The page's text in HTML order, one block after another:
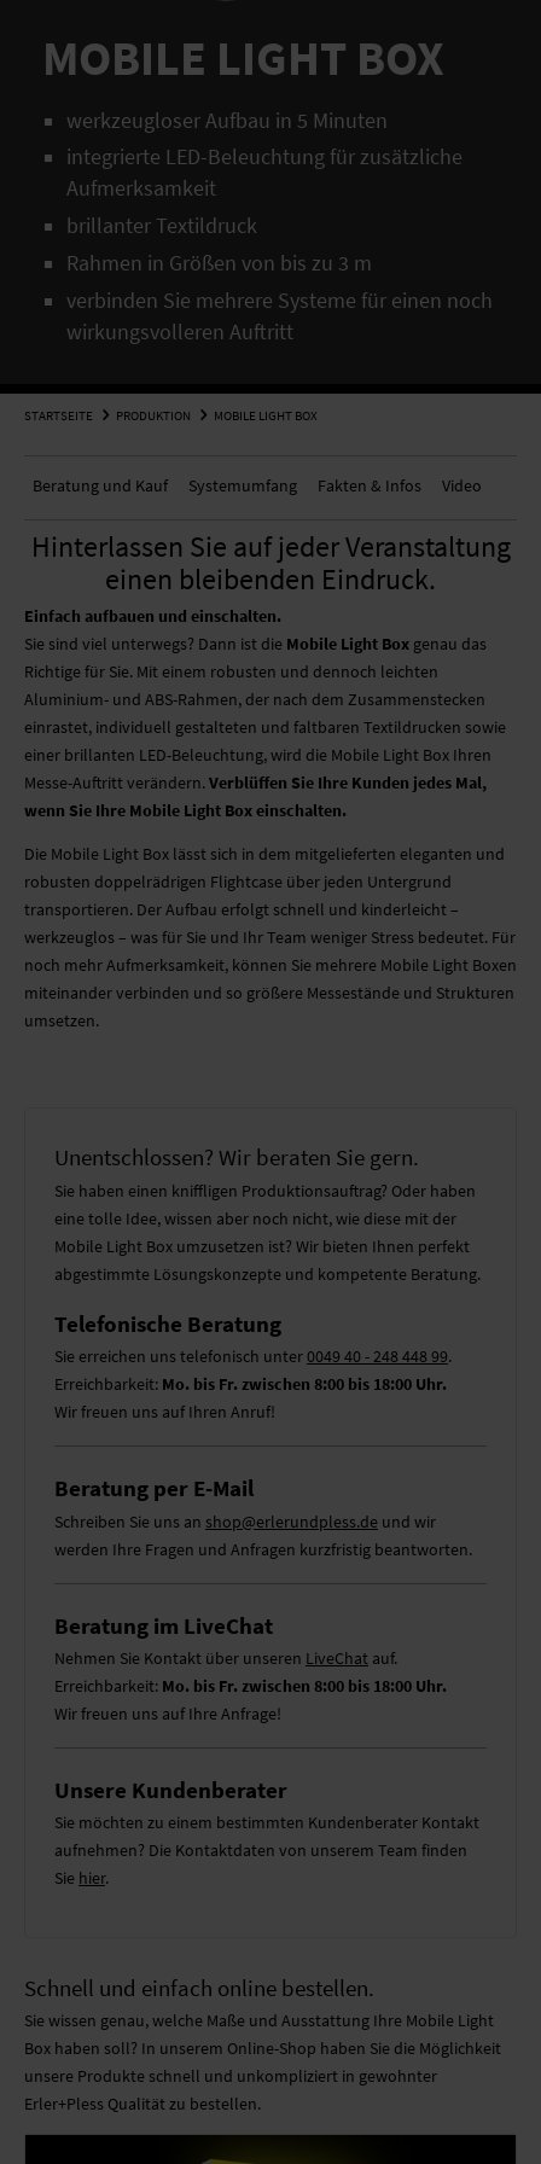
LAMPEN
INKJET-PRINTS
TAPETEN
GLASDRUCK
KLEBEFOLIEN
TEXTILSPANNRAHMEN
MOBILE SYSTEME
MOBILE LIGHT BOX
FORMSCHNITT
NEWS
UNTERNEHMEN
STELLENANGEBOTE
SUPPORT CENTER
NACHHALTIGKEIT
PARTNER
NEWSLETTER
MOBILE LIGHT BOX
werkzeugloser Aufbau in 5 Minuten
integrierte LED-Beleuchtung für zusätzliche
Aufmerksamkeit
brillanter Textildruck
Rahmen in Größen von bis zu 3 m
verbinden Sie mehrere Systeme für einen noch
wirkungsvolleren Auftritt
STARTSEITE PRODUKTION MOBILE LIGHT BOX
Beratung und Kauf System­umfang Fakten & Infos Video
Hinterlassen Sie auf jeder Veranstaltung
einen bleibenden Eindruck.
Einfach aufbauen und einschalten.
Sie sind viel unterwegs? Dann ist die Mobile Light Box genau das
Richtige für Sie. Mit einem robusten und dennoch leichten
Aluminium- und ABS-Rahmen, der nach dem Zusammenstecken
einrastet, individuell gestalteten und faltbaren Textildrucken sowie
einer brillanten LED-Beleuchtung, wird die Mobile Light Box Ihren
Messe-Auftritt verändern.Verblüffen Sie Ihre Kunden jedes Mal,
wenn Sie Ihre Mobile Light Box einschalten.
Die Mobile Light Box lässt sich in dem mitgelieferten eleganten und
robusten doppelrädrigen Flightcase über jeden Untergrund
transportieren. Der Aufbau erfolgt schnell und kinderleicht –
werkzeuglos – was für Sie und Ihr Team weniger Stress bedeutet. Für
noch mehr Aufmerksamkeit, können Sie mehrere Mobile Light Boxen
miteinander verbinden und so größere Messestände und Strukturen
umsetzen.
Unentschlossen? Wir beraten Sie gern.
Sie haben einen kniffligen Produktionsauftrag? Oder haben
eine tolle Idee, wissen aber noch nicht, wie diese mit der
Mobile Light Box umzusetzen ist? Wir bieten Ihnen perfekt
abgestimmte Lösungskonzepte und kompetente Beratung.
Telefonische Beratung
Sie erreichen uns telefonisch unter0049 40 - 248 448 99.
Erreichbarkeit: Mo. bis Fr. zwischen 8:00 bis 18:00 Uhr.
Wir freuen uns auf Ihren Anruf!
Beratung per E-Mail
Schreiben Sie uns an shop@erlerundpless.de und wir
werden Ihre Fragen und Anfragen kurzfristig beantworten.
Beratung im LiveChat
Nehmen Sie Kontakt über unseren LiveChat auf.
Erreichbarkeit: Mo. bis Fr. zwischen 8:00 bis 18:00 Uhr.
Wir freuen uns auf Ihre Anfrage!
Unsere Kundenberater
Sie möchten zu einem bestimmten Kundenberater Kontakt
aufnehmen? Die Kontaktdaten von unserem Team finden
Sie hier.
Schnell und einfach online bestellen.
Sie wissen genau, welche Maße und Ausstattung Ihre Mobile Light
Box haben soll? In unserem Online-Shop haben Sie die Möglichkeit
unsere Produkte schnell und unkompliziert in gewohnter
Erler+Pless Qualität zu bestellen.